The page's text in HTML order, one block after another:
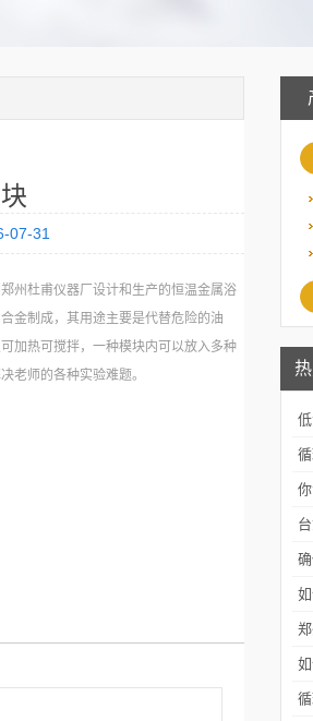
07-31
州杜甫仪器厂设计和生产的恒温金属浴
金制成，其用途主要是代替危险的油
加热可搅拌，一种模块内可以放入多种
老师的各种实验难题。